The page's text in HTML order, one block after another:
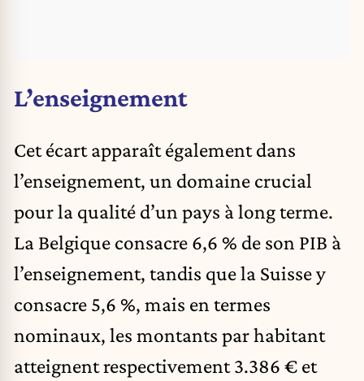
L’enseignement
Cet écart apparaît également dans
l’enseignement, un domaine crucial
pour la qualité d’un pays à long terme.
La Belgique consacre 6,6 % de son PIB à
l’enseignement, tandis que la Suisse y
consacre 5,6 %, mais en termes
nominaux, les montants par habitant
atteignent respectivement 3.386 € et